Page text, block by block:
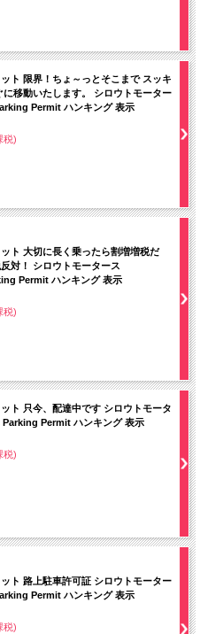
ト 限界！ちょ～っとそこまで スッキ
に移動いたします。 シロウトモーター
Permit ハンキング 表示
税)
ト 大切に長く乗ったら割増増税だ
対！ シロウトモータース
Permit ハンキング 表示
税)
ト 只今、配達中です シロウトモータ
Permit ハンキング 表示
税)
ト 路上駐車許可証 シロウトモーター
Permit ハンキング 表示
税)